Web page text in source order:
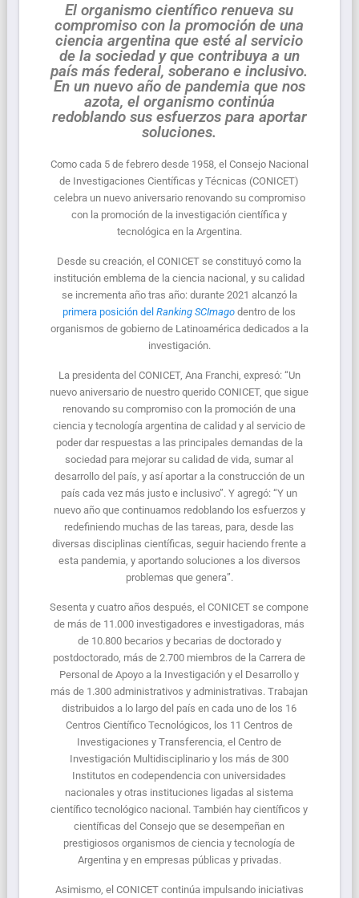
El organismo científico renueva su
compromiso con la promoción de una
ciencia argentina que esté al servicio
de la sociedad y que contribuya a un
país más federal, soberano e inclusivo.
En un nuevo año de pandemia que nos
azota, el organismo continúa
redoblando sus esfuerzos para aportar
soluciones.
Como cada 5 de febrero desde 1958, el Consejo Nacional
de Investigaciones Científicas y Técnicas (CONICET)
celebra un nuevo aniversario renovando su compromiso
con la promoción de la investigación científica y
tecnológica en la Argentina.
Desde su creación, el CONICET se constituyó como la
institución emblema de la ciencia nacional, y su calidad
se incrementa año tras año: durante 2021 alcanzó la
primera posición delRanking SCImago dentro de los
organismos de gobierno de Latinoamérica dedicados a la
investigación.
La presidenta del CONICET, Ana Franchi, expresó: “Un
nuevo aniversario de nuestro querido CONICET, que sigue
renovando su compromiso con la promoción de una
ciencia y tecnología argentina de calidad y al servicio de
poder dar respuestas a las principales demandas de la
sociedad para mejorar su calidad de vida, sumar al
desarrollo del país, y así aportar a la construcción de un
país cada vez más justo e inclusivo”. Y agregó: “Y un
nuevo año que continuamos redoblando los esfuerzos y
redefiniendo muchas de las tareas, para, desde las
diversas disciplinas científicas, seguir haciendo frente a
esta pandemia, y aportando soluciones a los diversos
problemas que genera”.
Sesenta y cuatro años después, el CONICET se compone
de más de 11.000 investigadores e investigadoras, más
de 10.800 becarios y becarias de doctorado y
postdoctorado, más de 2.700 miembros de la Carrera de
Personal de Apoyo a la Investigación y el Desarrollo y
más de 1.300 administrativos y administrativas. Trabajan
distribuidos a lo largo del país en cada uno de los 16
Centros Científico Tecnológicos, los 11 Centros de
Investigaciones y Transferencia, el Centro de
Investigación Multidisciplinario y los más de 300
Institutos en codependencia con universidades
nacionales y otras instituciones ligadas al sistema
científico tecnológico nacional. También hay científicos y
científicas del Consejo que se desempeñan en
prestigiosos organismos de ciencia y tecnología de
Argentina y en empresas públicas y privadas.
Asimismo, el CONICET continúa impulsando iniciativas